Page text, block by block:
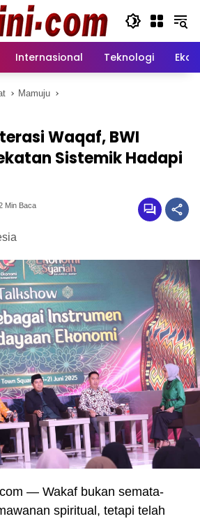
Internasional Teknologi
Mamuju
Waqaf, BWI
Sistemik Hadapi
Min Baca
— Wakaf bukan semata-
spiritual, tetapi telah